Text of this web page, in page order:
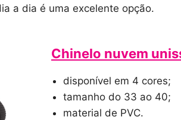
a dia é uma excelente opção.
Chinelo nuvem
disponível em 4 cores;
tamanho do 33 ao 40;
material de PVC.